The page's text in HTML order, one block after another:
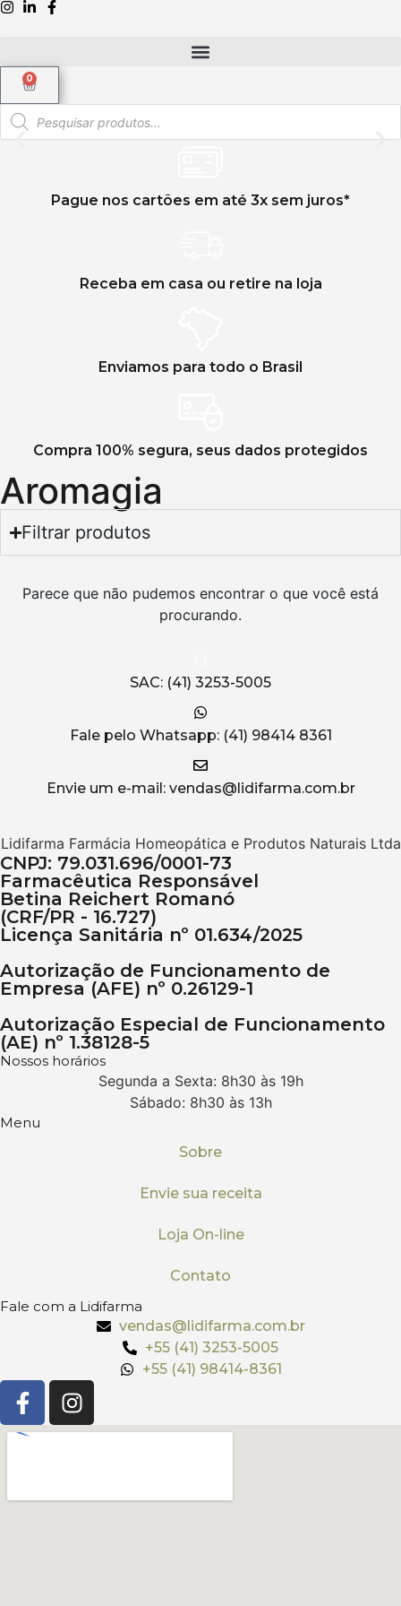
0
Pague nos cartões em até 3x sem juros*
Receba em casa ou retire na loja
Enviamos para todo o Brasil
Compra 100% segura, seus dados protegidos
Aromagia
Filtrar produtos
Parece que não pudemos encontrar o que você está
procurando.
SAC: (41) 3253-5005
Fale pelo Whatsapp: (41) 98414 8361
Envie um e-mail: vendas@lidifarma.com.br
Lidifarma Farmácia Homeopática e Produtos Naturais Ltda
CNPJ: 79.031.696/0001-73
Farmacêutica Responsável
Betina Reichert Romanó
(CRF/PR - 16.727)
Licença Sanitária nº 01.634/2025
Autorização de Funcionamento de
Empresa (AFE) nº 0.26129-1
Autorização Especial de Funcionamento
(AE) nº 1.38128-5
Nossos horários
Segunda a Sexta: 8h30 às 19h
Sábado: 8h30 às 13h
Menu
Sobre
Envie sua receita
Loja On-line
Contato
Fale com a Lidifarma
vendas@lidifarma.com.br
+55 (41) 3253-5005
+55 (41) 98414-8361